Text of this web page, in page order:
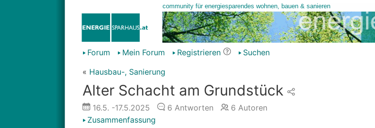
Forum Mein Forum Registrieren
Suchen
« Hausbau-, Sanierung
Alter Schacht am Grundstück
16.5. -17.5.2025 6 Antworten 6 Autoren
Zusammenfassung